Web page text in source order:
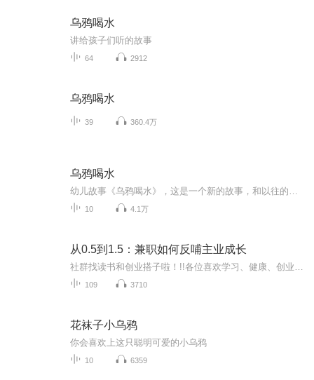
乌鸦喝水
讲给孩子们听的故事
64 2912
乌鸦喝水
39 360.4万
乌鸦喝水
10 4.1万
从0.5到1.5：兼职如何反哺主业成长
109 3710
花袜子小乌鸦
你会喜欢上这只聪明可爱的小乌鸦
10 6359